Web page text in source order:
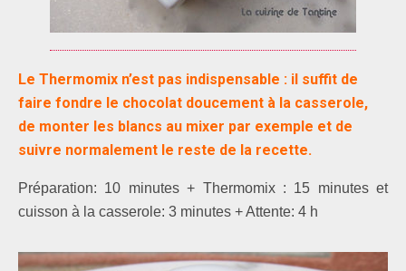
Le Thermomix n’est pas indispensable : il suffit de
faire fondre le chocolat doucement à la casserole,
de monter les blancs au mixer par exemple et de
suivre normalement le reste de la recette.
Préparation: 10 minutes + Thermomix : 15 minutes et
cuisson à la casserole: 3 minutes + Attente: 4 h